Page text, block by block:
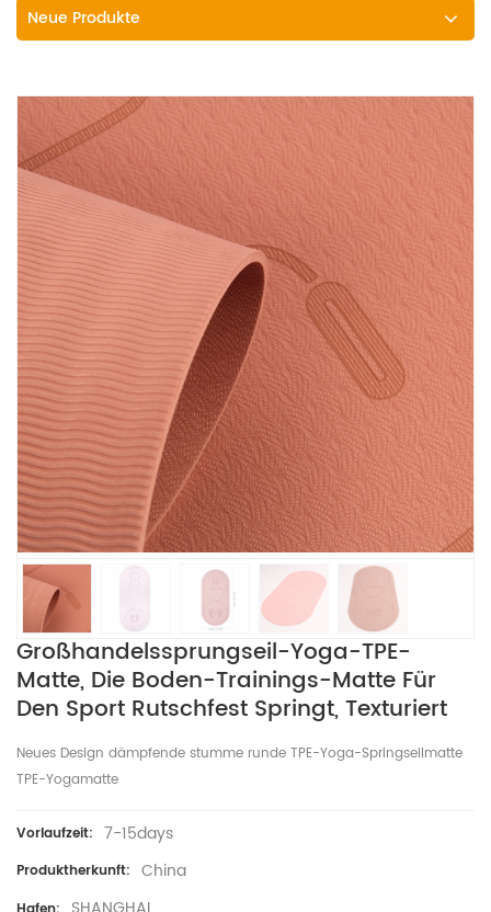
Neue Produkte
Großhandelssprungseil-Yoga-TPE-
Matte, Die Boden-Trainings-Matte Für
Den Sport Rutschfest Springt, Texturiert
Neues Design dämpfende stumme runde TPE-Yoga-Springseilmatte
TPE-Yogamatte
Vorlaufzeit: 7-15days
Produktherkunft: China